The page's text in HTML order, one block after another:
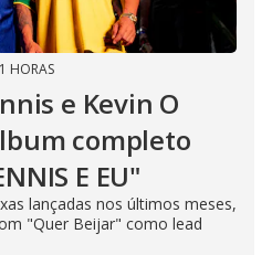
HORAS
e Kevin O
completo
E EU"
lançadas nos últimos meses,
"Quer Beijar" como lead